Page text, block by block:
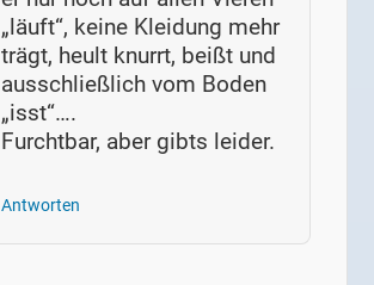
„läuft“, keine Kleidung mehr
trägt, heult knurrt, beißt und
ausschließlich vom Boden
„isst“….
Furchtbar, aber gibts leider.
Antworten